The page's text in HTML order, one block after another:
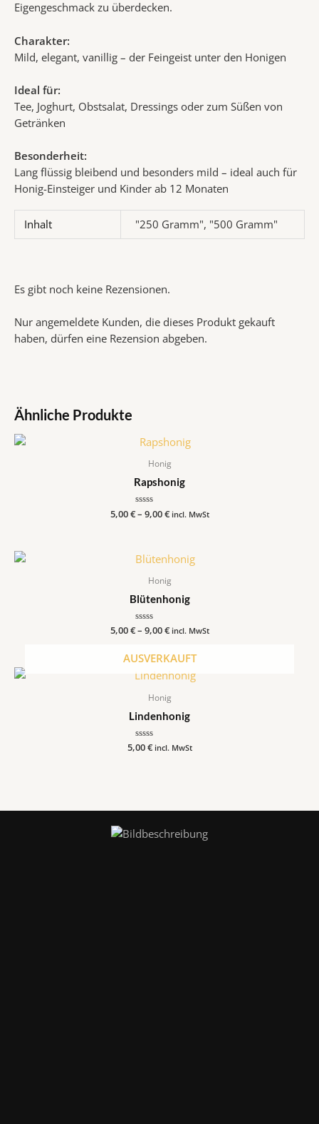
Eigengeschmack zu überdecken.
Charakter:
Mild, elegant, vanillig – der Feingeist unter den Honigen
Ideal für:
Tee, Joghurt, Obstsalat, Dressings oder zum Süßen von
Getränken
Besonderheit:
Lang flüssig bleibend und besonders mild – ideal auch für
Honig-Einsteiger und Kinder ab 12 Monaten
Inhalt "250 Gramm", "500 Gramm"
Es gibt noch keine Rezensionen.
Nur angemeldete Kunden, die dieses Produkt gekauft
haben, dürfen eine Rezension abgeben.
Ähnliche Produkte
Honig
Rapshonig
Bewertet
mit
5,00€– 9,00€ incl. MwSt
Honig
Blütenhonig
Bewertet
von
5
5,00€– 9,00€ incl. MwSt
AUSVERKAUFT
Honig
Lindenhonig
Bewertet
5,00€ incl. MwSt